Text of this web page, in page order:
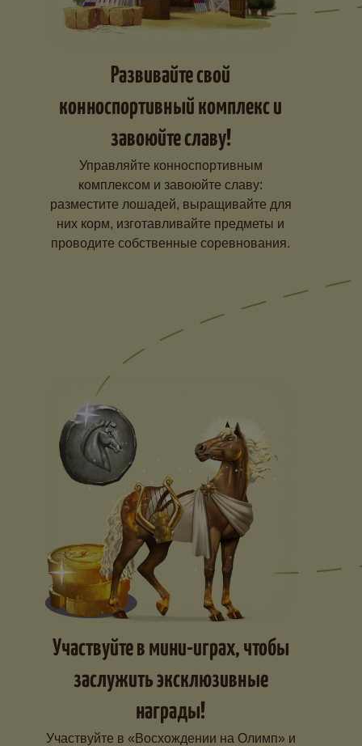
Развивайте свой
конноспортивный комплекс и
завоюйте славу!
Управляйте конноспортивным
комплексом и завоюйте славу:
разместите лошадей, выращивайте для
них корм, изготавливайте предметы и
проводите собственные соревнования.
Участвуйте в мини-играх, чтобы
заслужить эксклюзивные
награды!
Участвуйте в «Восхождении на Олимп» и